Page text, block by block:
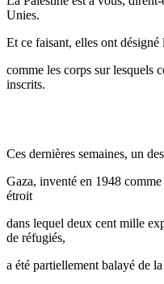
Unies.
Et ce faisant, elles ont désigné
comme les corps sur lesquels
inscrits.
Ces dernières semaines, un
Gaza, inventé en 1948
étroit
dans lequel deux cent mille
de réfugiés,
a été partiellement balayé de